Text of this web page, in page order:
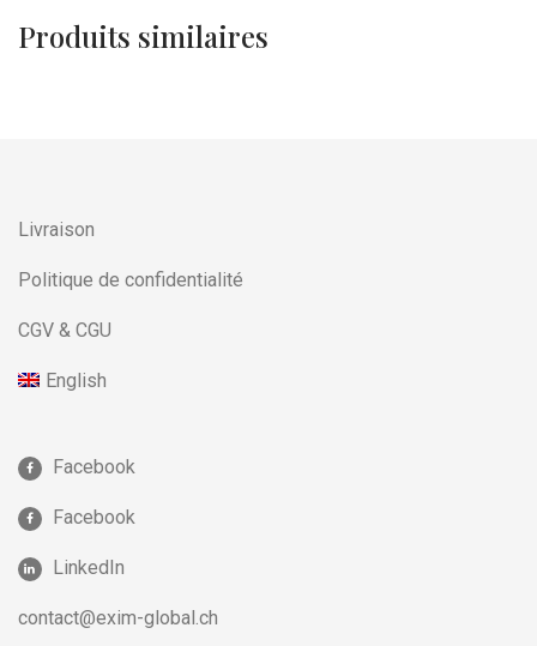
Produits similaires
Livraison
Politique de confidentialité
CGV & CGU
English
Facebook
Facebook
LinkedIn
contact@exim-global.ch